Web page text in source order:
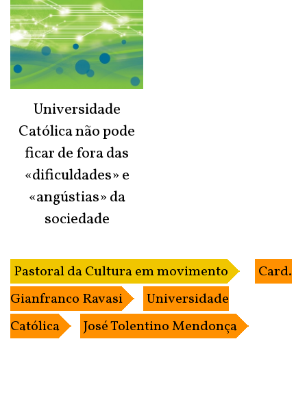
Universidade
Católica não pode
ficar de fora das
«dificuldades» e
«angústias» da
sociedade
Pastoral da Cultura em movimento
Card.
Gianfranco Ravasi
Universidade
Católica
José Tolentino Mendonça